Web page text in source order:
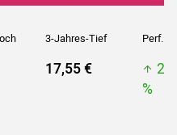
3-Jahres-Tief Perf. 5J
17,55 €
%